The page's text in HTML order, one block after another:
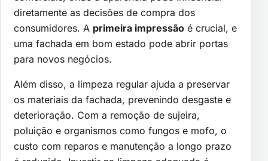
diretamente as decisões de compra dos
consumidores. A primeira impressão é crucial, e
uma fachada em bom estado pode abrir portas
para novos negócios.
Além disso, a limpeza regular ajuda a preservar
os materiais da fachada, prevenindo desgaste e
deterioração. Com a remoção de sujeira,
poluição e organismos como fungos e mofo, o
custo com reparos e manutenção a longo prazo